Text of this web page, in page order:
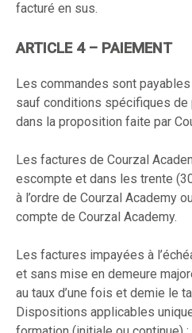
facturé en sus.
ARTICLE 4 – PAIEMENT
Les commandes sont
sauf conditions spécifiques de
dans la proposition faite par
Les factures de Courzal
escompte et dans les trente
à l’ordre de Courzal Academy
compte de Courzal Academy.
Les factures impayées à
et sans mise en demeure
au taux d’une fois et demie le
Dispositions applicables